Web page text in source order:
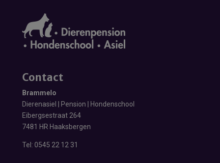
Contact
Brammelo
Dierenasiel | Pension | Hondenschool
Eibergsestraat 264
7481 HR Haaksbergen
Tel: 0545 22 12 31